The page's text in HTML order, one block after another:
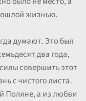
жизнью.
думают. Это был
два года,
совершить этот
с чистого листа.
Поляне, а из любви